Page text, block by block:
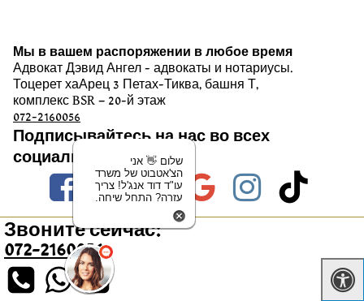
Звоните сейчас:
072-2160056
Мы в вашем распоряжении в любое время
Адвокат Дэвид Ангел - адвокаты и нотариусы.
Тоцерет хаАрец 3 Петах-Тиква, башня Т,
комплекс BSR – 20-й этаж
072-2160056
Подписывайтесь на нас во всех
социальных сетях!
Facebook
Youtube
linkedin
google
Чтоб назначить встречу для консультации
שלום 👋 אני
הצ'אטבוט של משרד
עו"ד דוד אנג'ל! צריך
עזרה? התחל שיחה.